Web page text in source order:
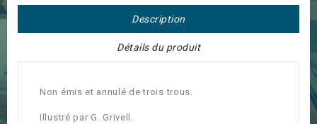
Description
Détails du produit
Non émis et annulé de trois trous.
Illustré par G. Grivell.